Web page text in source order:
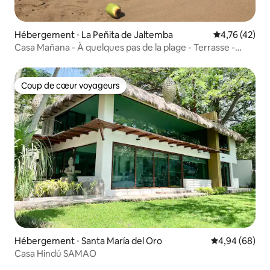
Hébergement ⋅ La Peñita de Jaltemba Évaluation
4,76 (42)
Casa Mañana - À quelques pas de la plage - Terrasse -
Coup de cœur voyageurs
Coup de cœur voyageurs
Hébergement ⋅ Santa María del Oro Évaluation
4,94 (68)
Casa Hindú SAMAO